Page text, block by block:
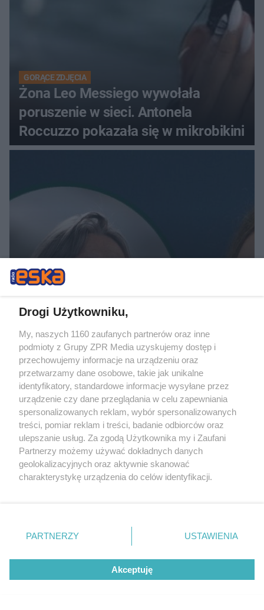
GORĄCE ZDJĘCIA
Żona Leo Messiego wywołała
poruszenie w sieci. Antonela
Roccuzzo pokazała się w mikrobikini
EWA WOYDYŁŁO PRZEPRASZA
Ewa Woydyłło kaja się po
Świątek. "Jest mi wstyd"
ZOBACZ WIĘCEJ
Drogi Użytkowniku,
My, naszych 1160 zaufanych partnerów oraz inne
podmioty z Grupy ZPR Media uzyskujemy dostęp i
przechowujemy informacje na urządzeniu oraz
przetwarzamy dane osobowe, takie jak unikalne
identyfikatory, standardowe informacje wysyłane przez
urządzenie czy dane przeglądania w celu zapewniania
spersonalizowanych reklam, wybór spersonalizowanych
treści, pomiar reklam i treści, badanie odbiorców oraz
ulepszanie usług. Za zgodą Użytkownika my i Zaufani
Partnerzy możemy używać dokładnych danych
geolokalizacyjnych oraz aktywnie skanować
charakterystykę urządzenia do celów identyfikacji.
zmienić/wycofać klikając przycisk ustawień prywatności
znajdujący się w lewym dolnym rogu strony
rodzaje przetwarzania danych nie wymagają zgody
użytkownika, ale masz prawo sprzeciwić się takiemu
przetwarzaniu. Preferencje będą miały zastosowanie tylko
PARTNERZY USTAWIENIA
Akceptuję